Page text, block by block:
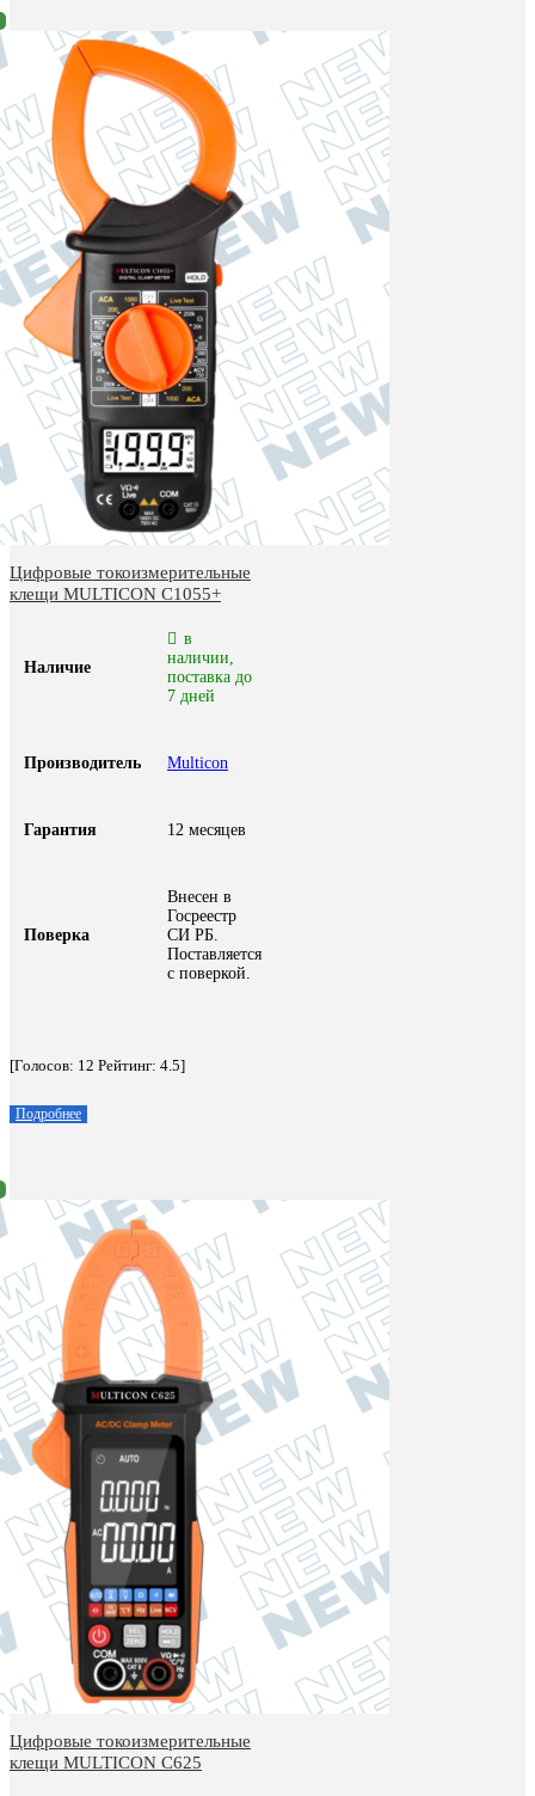
Цифровые токоизмерительные
клещи MULTICON C1055+
Наличие
в
наличии,
поставка до
7 дней
Производитель Multicon
Гарантия 12 месяцев
Поверка
Внесен в
Госреестр
СИ РБ.
Поставляется
с поверкой.
[Голосов: 12 Рейтинг: 4.5]
Подробнее
Цифровые токоизмерительные
клещи MULTICON С625